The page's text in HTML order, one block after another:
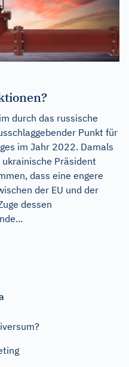
durch das russische
Punkt für
im Jahr 2022. Damals
Präsident
dass eine engere
der EU und der
dessen